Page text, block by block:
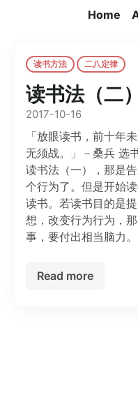
Home
读书方法 二八定律
读书法（二
2017-10-16
「放眼读书，前十年
无须战。」－桑兵 选
读书法（一），那是
个行为了。但是开始
读书。若读书目的是
想，改变行为行为，
事，要付出相当脑力
Read more